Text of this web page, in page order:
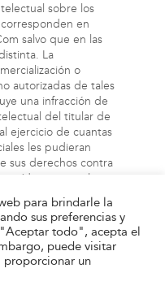
sobre los
en
salvo que en las
La
o
autorizadas de tales
una infracción de
del titular de
ejercicio de cuantas
les pudieran
sus derechos contra
jurídicas que vulneren
Asimismo, la
puede acceder a
protegida por
intelectual o de
blog no será
ningún concepto
para brindarle la
sus preferencias y
todo", acepta el
puede visitar
un